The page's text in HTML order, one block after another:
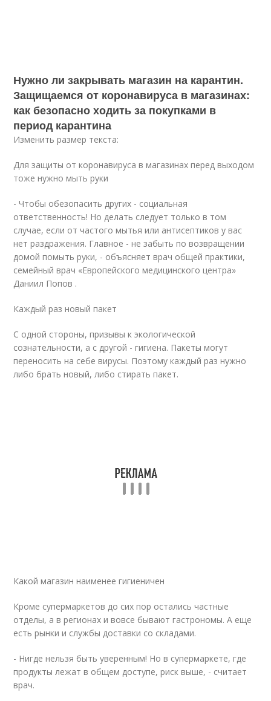
Нужно ли закрывать магазин на карантин.
Защищаемся от коронавируса в магазинах:
как безопасно ходить за покупками в
период карантина
Изменить размер текста:
Для защиты от коронавируса в магазинах перед выходом
тоже нужно мыть руки
- Чтобы обезопасить других - социальная
ответственность! Но делать следует только в том
случае, если от частого мытья или антисептиков у вас
нет раздражения. Главное - не забыть по возвращении
домой помыть руки, - объясняет врач общей практики,
семейный врач «Европейского медицинского центра»
Даниил Попов .
Каждый раз новый пакет
С одной стороны, призывы к экологической
сознательности, а с другой - гигиена. Пакеты могут
переносить на себе вирусы. Поэтому каждый раз нужно
либо брать новый, либо стирать пакет.
Какой магазин наименее гигиеничен
Кроме супермаркетов до сих пор остались частные
отделы, а в регионах и вовсе бывают гастрономы. А еще
есть рынки и службы доставки со складами.
- Нигде нельзя быть уверенным! Но в супермаркете, где
продукты лежат в общем доступе, риск выше, - считает
врач.